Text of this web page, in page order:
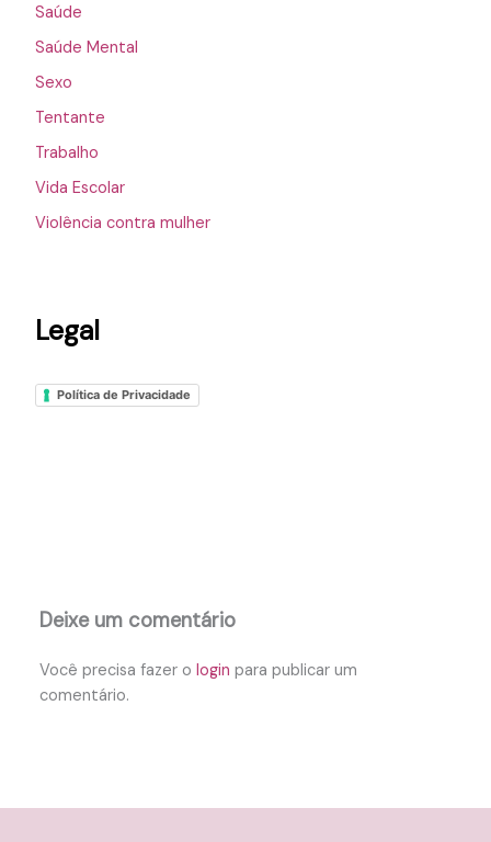
Saúde
Saúde Mental
Sexo
Tentante
Trabalho
Vida Escolar
Violência contra mulher
Legal
Política de Privacidade
Deixe um comentário
Você precisa fazer ologin para publicar um
comentário.